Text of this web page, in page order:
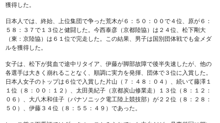
獲得した。
日本人では、終始、上位集団で争った荒木が６：５０：００で４位、原が６：
５８：３７で１３位と健闘した。今西泰彦（京都陸協）は２４位、松下剛大
（東：京陸協）は６１位で完走した。この結果、男子は国別団体戦でも金メダ
ルを獲得した。
女子は、松下が貧血で途中リタイア、伊藤が脚部故障で後半失速したが、他の
各選手は大きく崩れることなく、順調に実力を発揮、団体で３位に入賞した。
日本人女子のトップは６位で入賞した片山（７：４８：０４）、続いて藤澤１
１位（８：００：１２）、太田美紀子（京都炭山修業走）１３位（８：１２：
０６）、大八木和佳子（パナソニック電工陸上競技部）が２２位（８：２８：
５０）、伊藤３４位（８：５５：４９）であった。